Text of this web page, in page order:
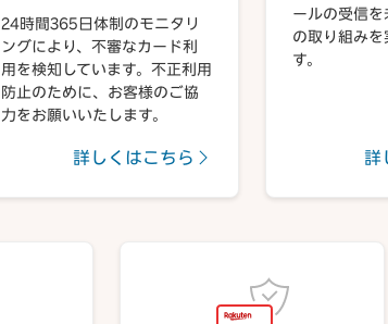
24時間365日体制のモニタリ
ングにより、不審なカード利
用を検知しています。不正利用
防止のために、お客様のご協
力をお願いいたします。
詳しくはこちら
ールの受信を
の取り組みを
す。
詳